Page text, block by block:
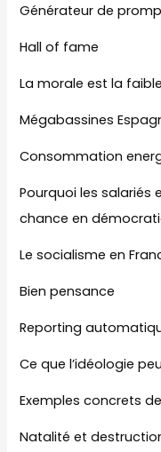
Générateur de
Hall of fame
La morale est la
Mégabassines
Consommation
Pourquoi les salariés
chance en
Le socialisme en
Bien pensance
Reporting
Ce que l’idéologie
Exemples concrets
Natalité et